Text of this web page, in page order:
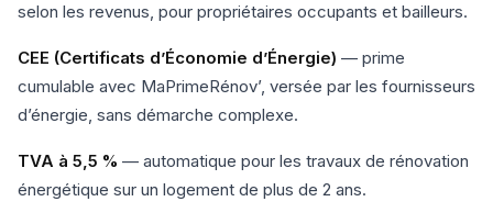
selon les revenus, pour propriétaires occupants et bailleurs.
CEE (Certificats d’Économie d’Énergie) — prime
cumulable avec MaPrimeRénov’, versée par les fournisseurs
d’énergie, sans démarche complexe.
TVA à 5,5 % — automatique pour les travaux de rénovation
énergétique sur un logement de plus de 2 ans.